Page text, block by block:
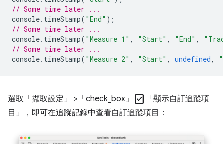
// Some time later ...
console. timeStamp( "End" );
// Some time later ...
console. timeStamp( "Measure 1" , "Start" , "End" ,
// Some time later ...
console. timeStamp( "Measure 2" , "Start" , undefined,
選取「擷取設定」 >「check_box」 check_box 「顯示自訂追蹤項
目」
，即可在追蹤記錄中查看自訂追蹤項目：